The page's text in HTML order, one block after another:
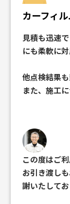
カーフィ
見積も迅速
にも柔軟に
他点検結果
また、施工
改めて施工
術の高さに
しかも、価
社長さんの
事が出来ま
もありませ
この度はご
お引き渡し
謝いたして